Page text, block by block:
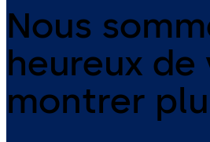
Nous
heureux de
montrer